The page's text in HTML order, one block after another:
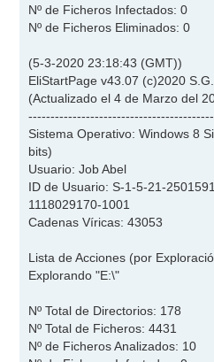
Nº de Ficheros Infectados: 0
Nº de Ficheros Eliminados: 0
(5-3-2020 23:18:43 (GMT))
EliStartPage v43.07 (c)2020
(Actualizado el 4 de Marzo del
Sistema Operativo: Windows 8
bits)
Usuario: Job Abel
ID de Usuario: S-1-5-21-
1118029170-1001
Cadenas Víricas: 43053
Lista de Acciones (por
Explorando "E:\"
Nº Total de Directorios: 178
Nº Total de Ficheros: 4431
Nº de Ficheros Analizados: 10